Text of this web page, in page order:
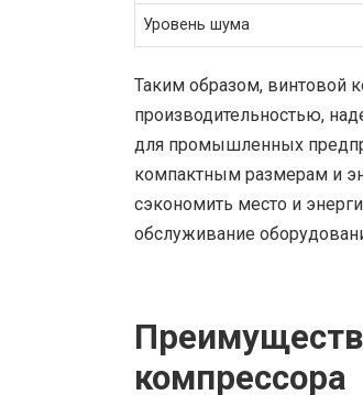
Уровень шума
Таким образом, винтовой
производительностью,
для промышленных
компактным размерам и
сэкономить место и
обслуживание
компрессора